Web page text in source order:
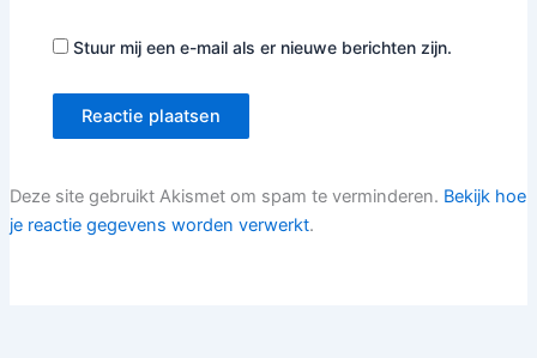
Stuur mij een e-mail als er nieuwe berichten zijn.
Deze site gebruikt Akismet om spam te verminderen. Bekijk hoe
je reactie gegevens worden verwerkt.